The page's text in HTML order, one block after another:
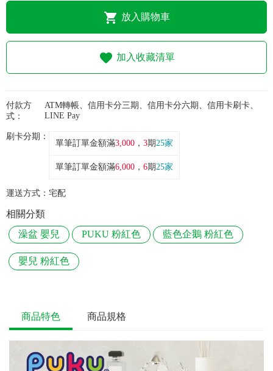
放入購物車
加入收藏清單
付款方
式：
ATM轉帳、信用卡分三期、信用卡分六期、信用卡刷卡、
LINE Pay
刷卡分期：
單筆訂單金額滿3,000 ， 3期25家
單筆訂單金額滿6,000 ， 6期25家
運送方式： 宅配
相關分類
澡盆 嬰兒
PUKU 粉紅色 藍色企鵝 粉紅色
嬰兒 粉紅色
商品特色 商品規格